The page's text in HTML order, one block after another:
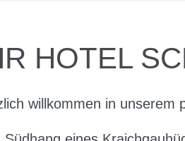
HOTEL
willkommen in unserem